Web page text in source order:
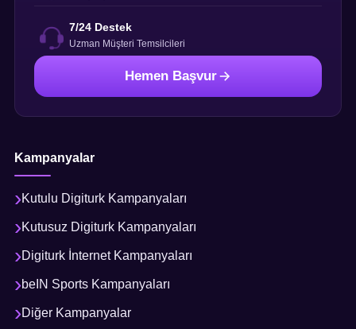
7/24 Destek
Uzman Müşteri Temsilcileri
Hemen Başvur
Kampanyalar
Kutulu Digiturk Kampanyaları
Kutusuz Digiturk Kampanyaları
Digiturk İnternet Kampanyaları
beIN Sports Kampanyaları
Diğer Kampanyalar